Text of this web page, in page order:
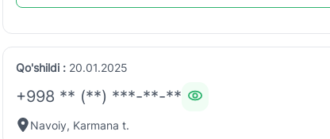
Qo'shildi : 20.01.2025
+998 ** (**) ***-**-**
Navoiy, Karmana t.